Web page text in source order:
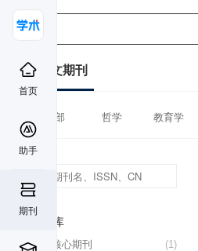
首页
助手
期刊
中文期刊
全部 哲学 教育学
数据库
(1)
北大核心期刊